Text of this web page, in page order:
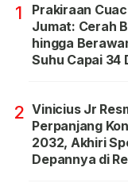
1
Prakiraan
Jumat: Cerah
hingga
Suhu Capai 34
2 Vinicius Jr
Perpanjang
2032, Akhiri
Depannya di